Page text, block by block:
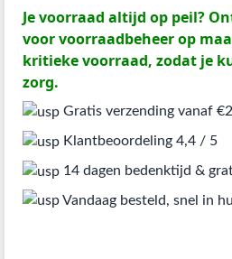
Je voorraad altijd op peil?
voor voorraadbeheer op
kritieke voorraad, zodat je
zorg.
Gratis verzending vanaf
Klantbeoordeling 4,4 / 5
14 dagen bedenktijd &
Vandaag besteld, snel in